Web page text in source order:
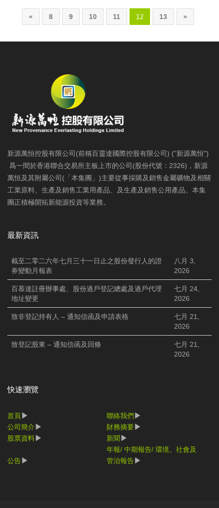
« 8 9 10 11 12 13 »
新源萬恒控股有限公司(前稱百靈達國際控股有限公司) ("新源萬恒")
爲一間於香港聯合交易所主板上市的公司(股份代號：2326)，新源
萬恒及其附屬公司(「本集團」)主要從事採購及銷售金屬礦物及相關
工業原料、生產及銷售工業用產品、及生產及銷售公用產品。本集
團正積極開拓新能源投資等業務。
最新資訊
截至二零二六年七月三十一日止之股份發行人的證
券變動月報表
八月 3,
2026
百慕達註冊辦事處、股份過戶登記總處及過戶代理
地址變更
七月 24,
2026
致非登記持有人 – 通知信函及申請表格
七月 21,
2026
致登記股東 – 通知信函及回條
七月 21,
2026
快速瀏覽
首頁
聯絡我們
公司簡介
財務摘要
股票資料
新聞
公告
年報/ 中期報告/ 環境、社會及
管治報告